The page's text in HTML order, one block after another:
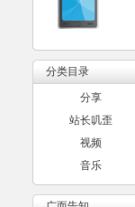
分类目录
分享
站长叽歪
视频
音乐